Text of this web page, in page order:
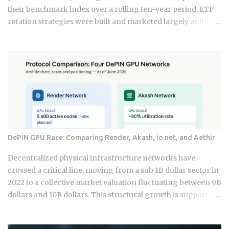
appear fully digitized through the ubiquitous VietQR
network, ...
their benchmark index over a rolling ten-year period. ETF
rotation strategies were built and marketed largely as the fix
momentum signal survives contact with real transaction
costs and shifting market conditions. The premise of
rotating toward recent winners is grounded in documented
academic research — but the gap between that research
and what any specific product actually delivers is exactly
what this post works through. Since ETFs proliferated after
2008, the industry has packaged rotation logic into
hundreds of products. Robo-advisors, tactical allocation
funds, subscription-based quant newsletters — all of them
sell some variation of the same idea. Understanding the
underlying mechanics, separately from the produ...
DePIN GPU Race: Comparing Render, Akash, io.net, and Aethir
Decentralized physical infrastructure networks have
crossed a critical line, moving from a sub 1B dollar sector in
2022 to a collective market valuation fluctuating between 9B
dollars and 10B dollars. This structural growth is supported